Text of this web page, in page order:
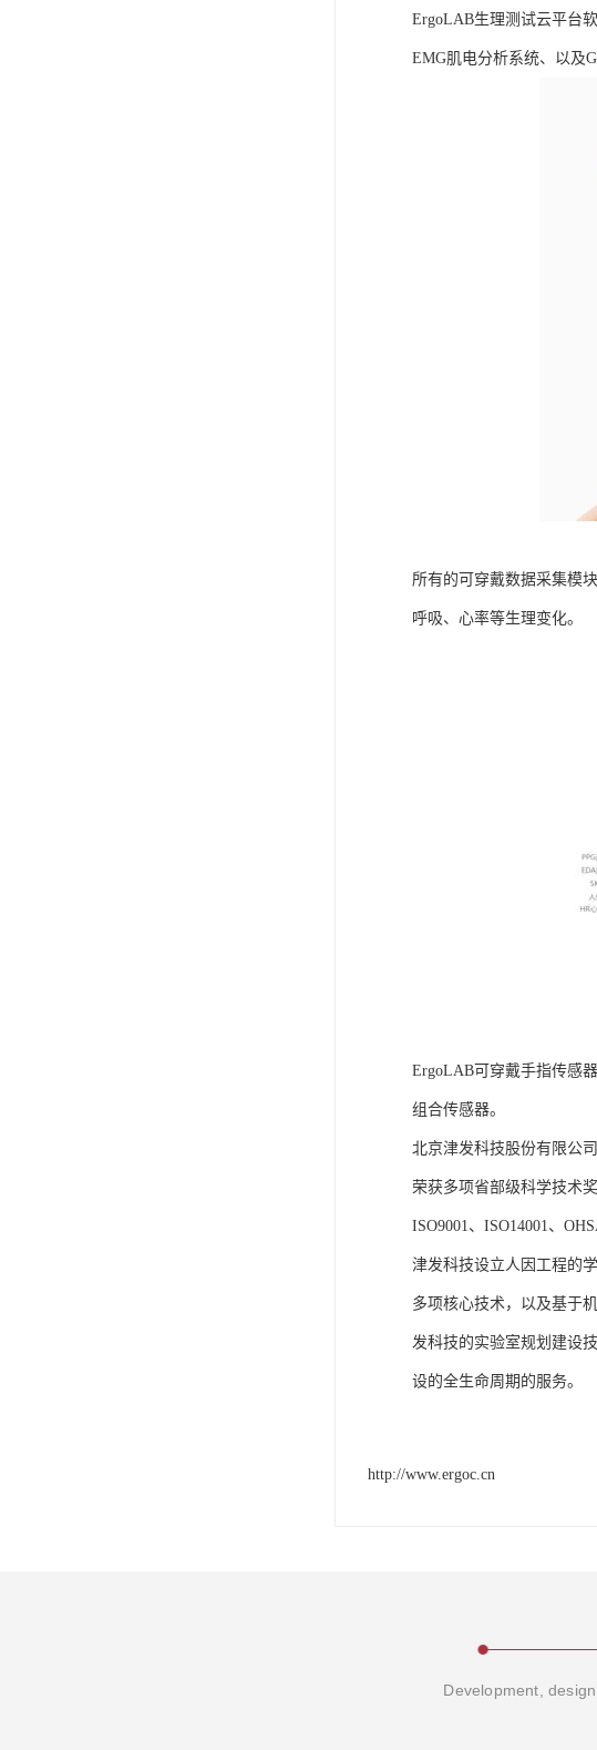
ErgoLAB生理测试云平台
EMG肌电分析系统、以及
所有的可穿戴数据采集模
呼吸、心率等生理变化。
ErgoLAB可穿戴手指传感
组合传感器。
北京津发科技股份有限公
荣获多项省部级科学技术
ISO9001、ISO14001、
津发科技设立人因工程的
多项核心技术，以及基于
发科技的实验室规划建设
设的全生命周期的服务。
http://www.ergoc.cn
Development,